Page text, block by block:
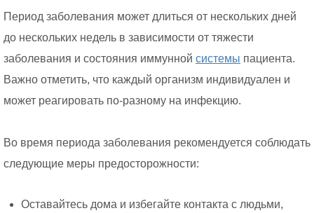
Период заболевания может длиться от нескольких дней
до нескольких недель в зависимости от тяжести
заболевания и состояния иммунной системы пациента.
Важно отметить, что каждый организм индивидуален и
может реагировать по-разному на инфекцию.
Во время периода заболевания рекомендуется соблюдать
следующие меры предосторожности:
Оставайтесь дома и избегайте контакта с людьми,